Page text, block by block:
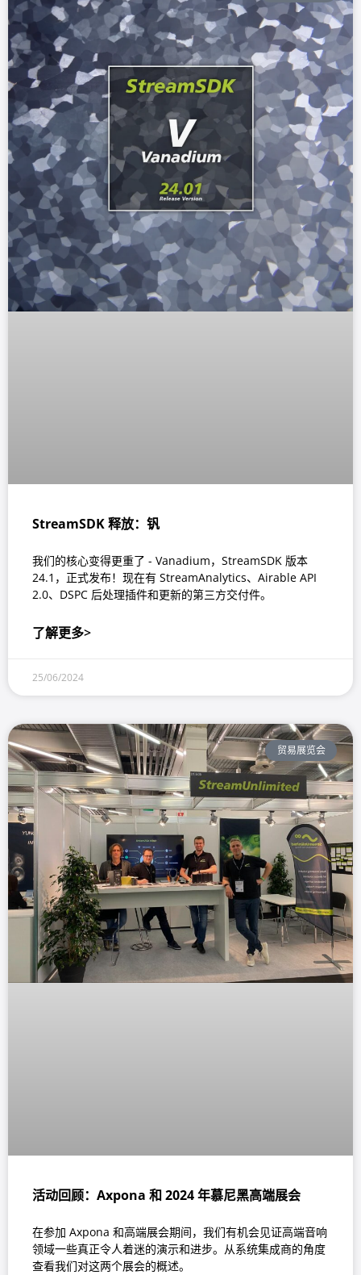
StreamSDK 释放：钒
我们的核心变得更重了 - Vanadium，StreamSDK 版本
24.1，正式发布！现在有 StreamAnalytics、Airable API
2.0、DSPC 后处理插件和更新的第三方交付件。
了解更多>
25/06/2024
贸易展览会
活动回顾：Axpona 和 2024 年慕尼黑高端展会
在参加 Axpona 和高端展会期间，我们有机会见证高端音响
领域一些真正令人着迷的演示和进步。从系统集成商的角度
查看我们对这两个展会的概述。